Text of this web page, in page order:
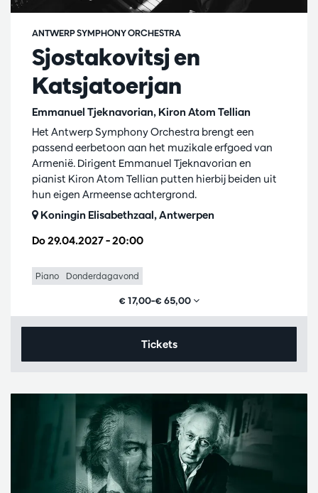
Sjostakovitsj en
Katsjatoerjan
Emmanuel Tjeknavorian, Kiron Atom Tellian
ANTWERP SYMPHONY ORCHESTRA
Do 29.04.2027– 20:00
Het Antwerp Symphony Orchestra brengt een
passend eerbetoon aan het muzikale erfgoed van
Armenië. Dirigent Emmanuel Tjeknavorian en
pianist Kiron Atom Tellian putten hierbij beiden uit
hun eigen Armeense achtergrond.
Koningin Elisabethzaal, Antwerpen
Piano Donderdagavond
€ 17,00–€ 65,00
Tickets